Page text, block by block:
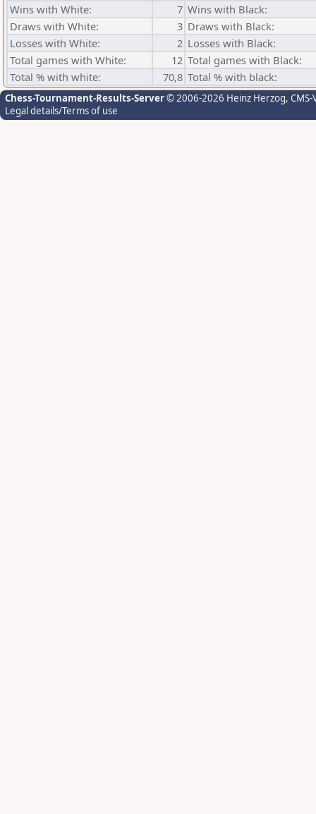
Wins with White:
7 Wins with Black:
Draws with White:
3 Draws with Black:
Losses with White:
2 Losses with Black:
Total games with White:
12 Total games with Black:
Total % with white:
70,8 Total % with black:
Chess-Tournament-Results-Server© 2006-2026 Heinz Herzog,
Legal details/Terms of use